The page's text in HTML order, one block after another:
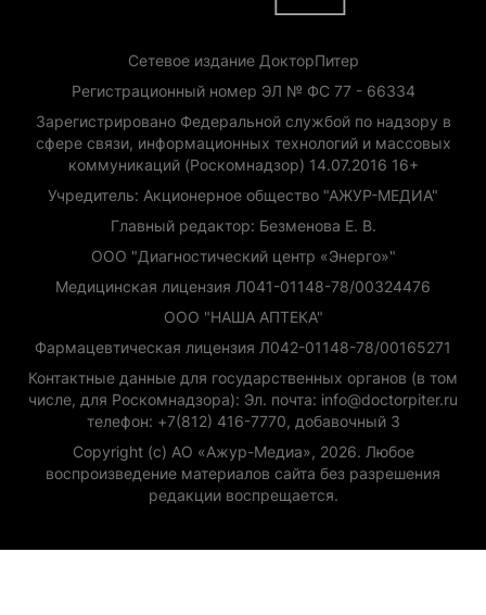
Сетевое издание ДокторПитер
Регистрационный номер ЭЛ № ФС 77 - 66334
Зарегистрировано Федеральной службой по надзору в
сфере связи, информационных технологий и массовых
коммуникаций (Роскомнадзор) 14.07.2016 16+
Учредитель: Акционерное общество "АЖУР-МЕДИА"
Главный редактор: Безменова Е. В.
ООО "Диагностический центр «Энерго»"
Медицинская лицензия Л041-01148-78/00324476
ООО "НАША АПТЕКА"
Фармацевтическая лицензия Л042-01148-78/00165271
Контактные данные для государственных органов (в том
числе, для Роскомнадзора): Эл. почта: info@doctorpiter.ru
телефон: +7(812) 416-7770, добавочный 3
Copyright (с) АО «Ажур-Медиа», 2026. Любое
воспроизведение материалов сайта без разрешения
редакции воспрещается.